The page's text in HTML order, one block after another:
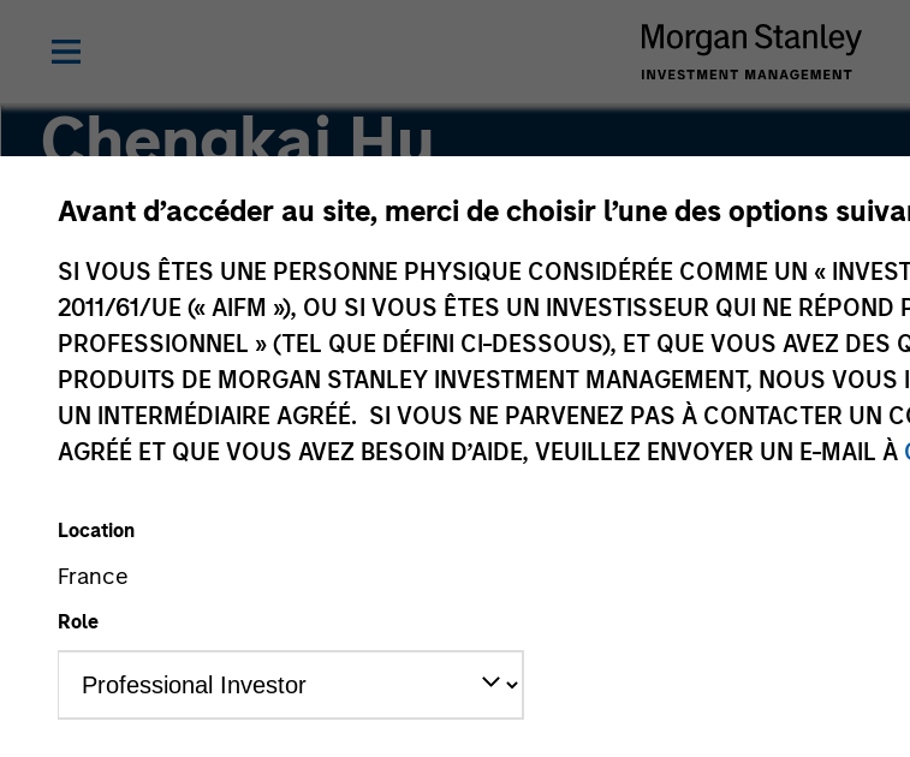
Avant d’accéder au site, merci de choisir l’une des options
SI VOUS ÊTES UNE PERSONNE PHYSIQUE CONSIDÉRÉE COMME UN «
2011/61/UE (« AIFM »), OU SI VOUS ÊTES UN INVESTISSEUR QUI NE RÉPOND
PROFESSIONNEL » (TEL QUE DÉFINI CI-DESSOUS), ET QUE VOUS AVEZ
PRODUITS DE MORGAN STANLEY INVESTMENT MANAGEMENT, NOUS
UN INTERMÉDIAIRE AGRÉÉ. SI VOUS NE PARVENEZ PAS À CONTACTER UN
AGRÉÉ ET QUE VOUS AVEZ BESOIN D’AIDE, VEUILLEZ ENVOYER UN E-MAIL À
Location
France
Role
Chengkai Hu
Executive Director
YEARS OF INDUSTRY EXPERIENCE
Years